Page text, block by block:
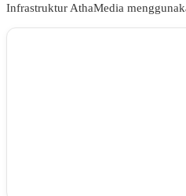
Infrastruktur AthaMedia